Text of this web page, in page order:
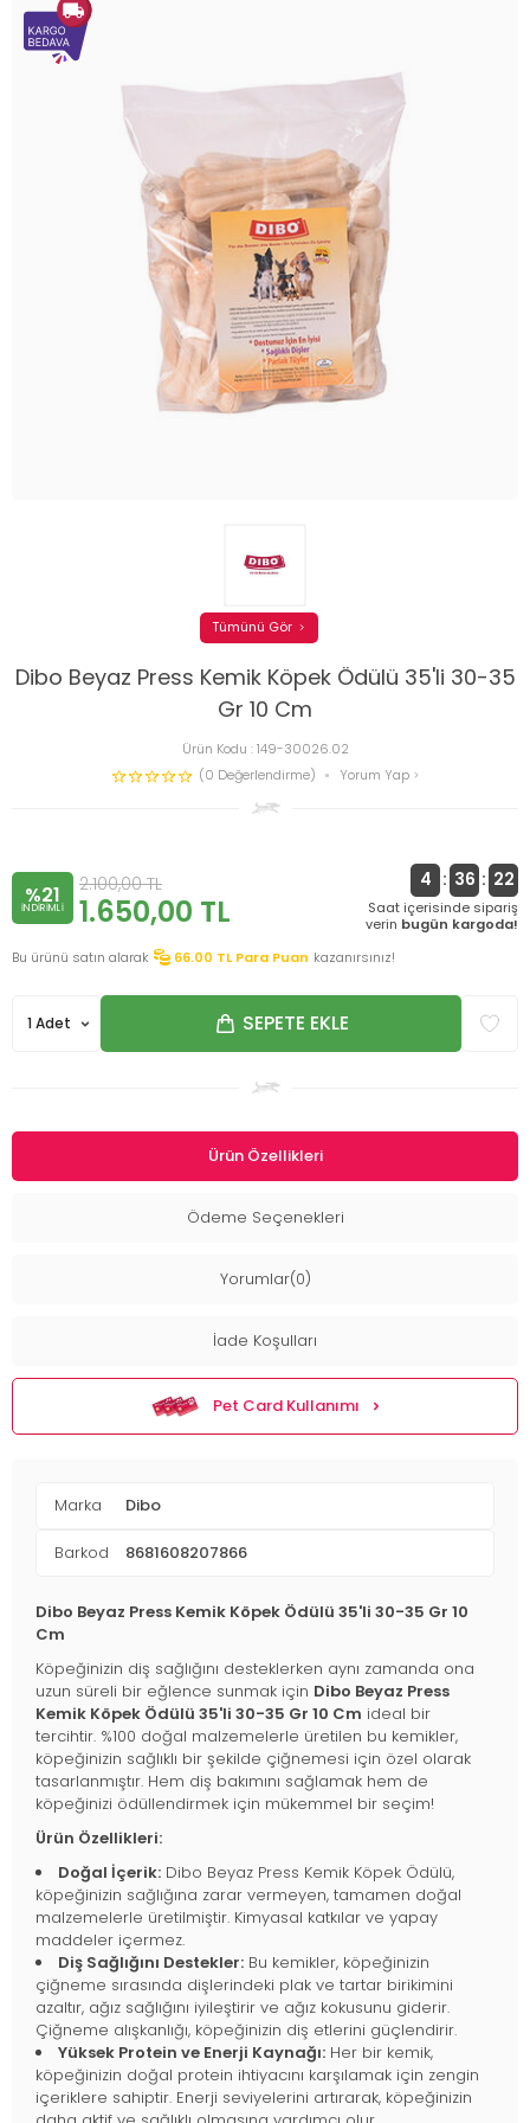
Dibo Beyaz Press Kemik Köpek Ödülü 35'li 30-35
Gr 10 Cm
Ürün Kodu :149-30026.02
(0 Değerlendirme)
Yorum Yap
Tümünü Gör
%21
INDIRIMLI
2.100,00TL
1.650,00 TL
4 : 36 : 22
Saat içerisinde sipariş
verin bugün kargoda!
Bu ürünü satın alarak
66.00 TL Para Puan kazanırsınız!
SEPETE EKLE
Ürün Özellikleri
Ödeme Seçenekleri
Yorumlar(0)
İade Koşulları
Pet Card Kullanımı
Marka Dibo
Barkod 8681608207866
Dibo Beyaz Press Kemik Köpek Ödülü 35'li 30-35 Gr 10
Cm
Köpeğinizin diş sağlığını desteklerken aynı zamanda ona
uzun süreli bir eğlence sunmak için Dibo Beyaz Press
Kemik Köpek Ödülü 35'li 30-35 Gr 10 Cm ideal bir
tercihtir. %100 doğal malzemelerle üretilen bu kemikler,
köpeğinizin sağlıklı bir şekilde çiğnemesi için özel olarak
tasarlanmıştır. Hem diş bakımını sağlamak hem de
köpeğinizi ödüllendirmek için mükemmel bir seçim!
Ürün Özellikleri:
Doğal İçerik: Dibo Beyaz Press Kemik Köpek Ödülü,
köpeğinizin sağlığına zarar vermeyen, tamamen doğal
malzemelerle üretilmiştir. Kimyasal katkılar ve yapay
maddeler içermez.
Diş Sağlığını Destekler: Bu kemikler, köpeğinizin
çiğneme sırasında dişlerindeki plak ve tartar birikimini
azaltır, ağız sağlığını iyileştirir ve ağız kokusunu giderir.
Çiğneme alışkanlığı, köpeğinizin diş etlerini güçlendirir.
Yüksek Protein ve Enerji Kaynağı: Her bir kemik,
köpeğinizin doğal protein ihtiyacını karşılamak için zengin
içeriklere sahiptir. Enerji seviyelerini artırarak, köpeğinizin